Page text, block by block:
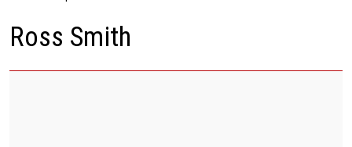
Ross Smith